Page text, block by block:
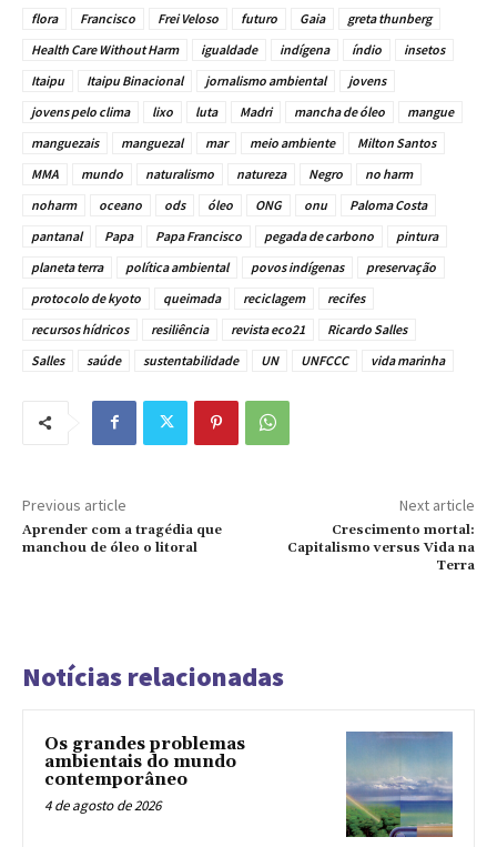
flora
Francisco Frei Veloso futuro Gaia
greta thunberg
Health Care Without Harm
igualdade indígena índio
insetos
Itaipu
Itaipu Binacional jornalismo ambiental
jovens
jovens pelo clima
lixo luta Madri mancha de óleo
mangue
manguezais
manguezal mar meio ambiente
Milton Santos
MMA
mundo naturalismo natureza Negro
no harm
noharm
oceano ods óleo ONG onu
Paloma Costa
pantanal
Papa Papa Francisco pegada de carbono
pintura
planeta terra
política ambiental povos indígenas
preservação
protocolo de kyoto
queimada reciclagem
recifes
recursos hídricos
resiliência revista eco21
Ricardo Salles
Salles
saúde sustentabilidade UN UNFCCC vida marinha
Previous article
Aprender com a tragédia que
manchou de óleo o litoral
Next article
Crescimento mortal:
Capitalismo versus Vida na
Terra
Notícias relacionadas
Os grandes problemas
ambientais do mundo
contemporâneo
4 de agosto de 2026